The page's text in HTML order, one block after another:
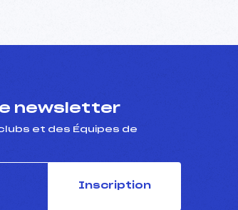
newsletter
et des Équipes de
Inscription